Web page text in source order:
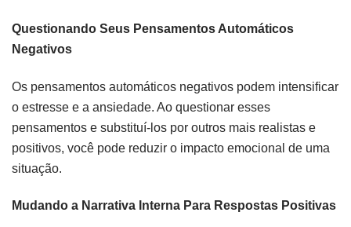
Questionando Seus Pensamentos Automáticos
Negativos
Os pensamentos automáticos negativos podem intensificar
o estresse e a ansiedade. Ao questionar esses
pensamentos e substituí-los por outros mais realistas e
positivos, você pode reduzir o impacto emocional de uma
situação.
Mudando a Narrativa Interna Para Respostas Positivas